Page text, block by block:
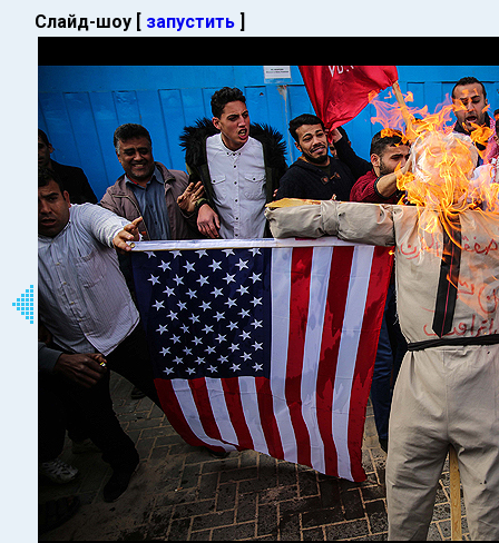
Слайд-шоу [ запустить ]